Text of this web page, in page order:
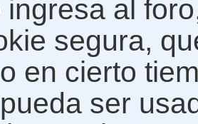
ingresa al
segura,
en cierto
ser